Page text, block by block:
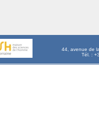
44, avenue de
Tél. :